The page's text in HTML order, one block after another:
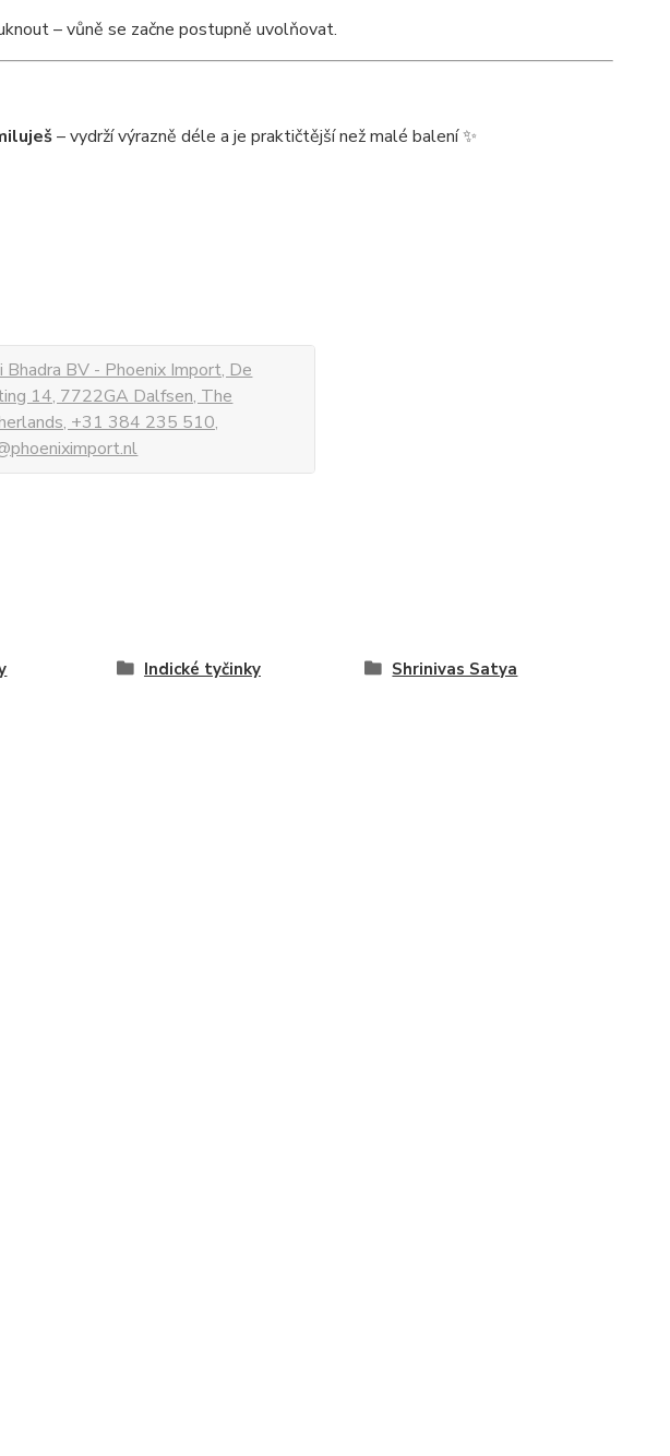
– vůně se začne postupně uvolňovat.
– vydrží výrazně déle a je praktičtější než malé balení ✨
Bhadra BV - Phoenix Import, De
14, 7722GA Dalfsen, The
+31 384 235 510,
Indické tyčinky
Shrinivas Satya